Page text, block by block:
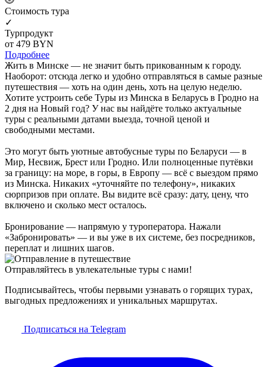
Cтоимость тура
✓
Турпродукт
от 479 BYN
Подробнее
Жить в Минске — не значит быть прикованным к городу.
Наоборот: отсюда легко и удобно отправляться в самые разные
путешествия — хоть на один день, хоть на целую неделю.
Хотите устроить себе Туры из Минска в Беларусь в Гродно на
2 дня на Новый год? У нас вы найдёте только актуальные
туры с реальными датами выезда, точной ценой и
свободными местами.
Это могут быть уютные автобусные туры по Беларуси — в
Мир, Несвиж, Брест или Гродно. Или полноценные путёвки
за границу: на море, в горы, в Европу — всё с выездом прямо
из Минска. Никаких «уточняйте по телефону», никаких
сюрпризов при оплате. Вы видите всё сразу: дату, цену, что
включено и сколько мест осталось.
Бронирование — напрямую у туроператора. Нажали
«Забронировать» — и вы уже в их системе, без посредников,
переплат и лишних шагов.
Отправляйтесь в увлекательные туры с нами!
Подписывайтесь, чтобы первыми узнавать о горящих турах,
выгодных предложениях и уникальных маршрутах.
Подписаться на Telegram